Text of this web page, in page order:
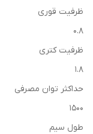
ظرفیت قوری
0.8
ظرفیت کتری
1.8
حداکثر توان مصرفی
1500
طول سیم